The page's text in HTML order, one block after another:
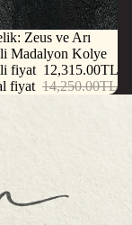
Zeus ve Arı
Madalyon Kolye
fiyat 12,315.00TL
fiyat 14,250.00TL